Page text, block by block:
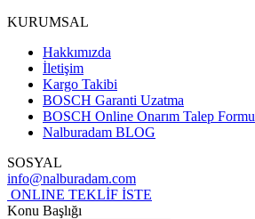
KURUMSAL
Hakkımızda
İletişim
Kargo Takibi
BOSCH Garanti Uzatma
BOSCH Online Onarım Talep Formu
Nalburadam BLOG
SOSYAL
info@nalburadam.com
ONLINE TEKLİF İSTE
Konu Başlığı